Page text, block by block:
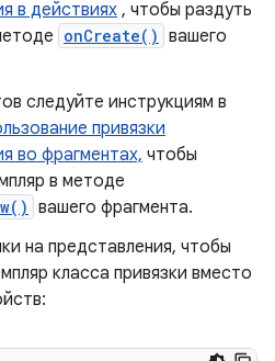
в действиях , чтобы раздуть
onCreate() вашего
следуйте инструкциям в
привязки
во фрагментах, чтобы
в методе
вашего фрагмента.
на представления, чтобы
класса привязки вместо